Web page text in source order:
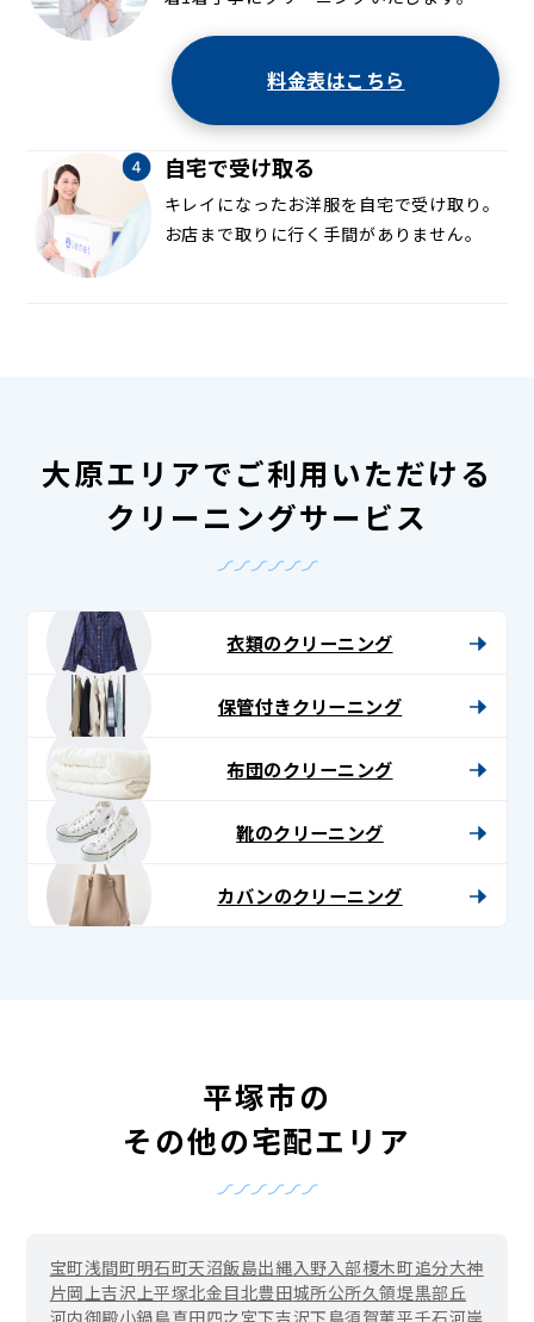
料金表はこちら
自宅で受け取る
キレイになったお洋服を自宅で受け取り。
お店まで取りに行く手間がありません。
大原エリアでご利用いただける
クリーニングサービス
衣類のクリーニング
保管付きクリーニング
布団のクリーニング
靴のクリーニング
カバンのクリーニング
平塚市の
その他の宅配エリア
宝町浅間町明石町天沼飯島出縄入野入部榎木町追分大神
片岡 上吉沢 上平塚北金目北豊田城所公所久領堤黒部丘
河内御殿小鍋島真田四之宮下吉沢下島須賀菫平千石河岸